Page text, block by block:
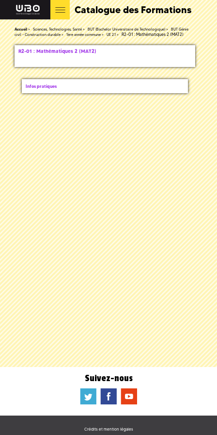
Catalogue des Formations
Accueil Sciences, Technologies, Santé BUT (Bachelor Universitaire de Technologique)
BUT Génie
civil - Construction durable
1ère année commune UE 2.1 R2-01 : Mathématiques 2 (MAT2)
R2-01 : Mathématiques 2 (MAT2)
Infos pratiques
Suivez-nous
a b f
Crédits et mention légales